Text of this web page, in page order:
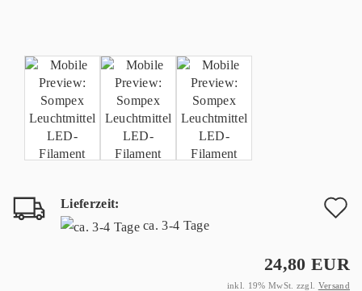
Lieferzeit:
ca. 3-4 Tage
24,80 EUR
inkl. 19% MwSt. zzgl. Versand